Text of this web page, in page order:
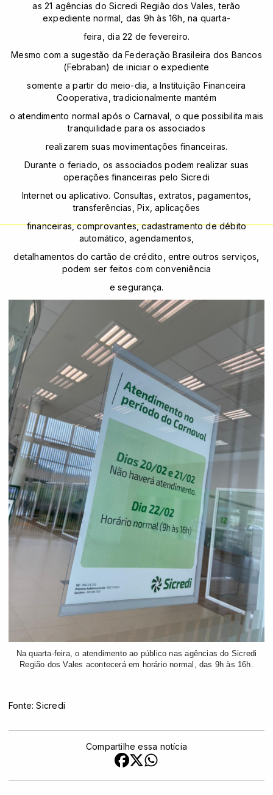
as 21 agências do Sicredi Região dos Vales, terão
expediente normal, das 9h às 16h, na quarta-
feira, dia 22 de fevereiro.
Mesmo com a sugestão da Federação Brasileira dos Bancos
(Febraban) de iniciar o expediente
somente a partir do meio-dia, a Instituição Financeira
Cooperativa, tradicionalmente mantém
o atendimento normal após o Carnaval, o que possibilita mais
tranquilidade para os associados
realizarem suas movimentações financeiras.
Durante o feriado, os associados podem realizar suas
operações financeiras pelo Sicredi
Internet ou aplicativo. Consultas, extratos, pagamentos,
transferências, Pix, aplicações
financeiras, comprovantes, cadastramento de débito
automático, agendamentos,
detalhamentos do cartão de crédito, entre outros serviços,
podem ser feitos com conveniência
e segurança.
Na quarta-feira, o atendimento ao público nas agências do Sicredi
Região dos Vales acontecerá em horário normal, das 9h às 16h.
Fonte: Sicredi
Compartilhe essa notícia